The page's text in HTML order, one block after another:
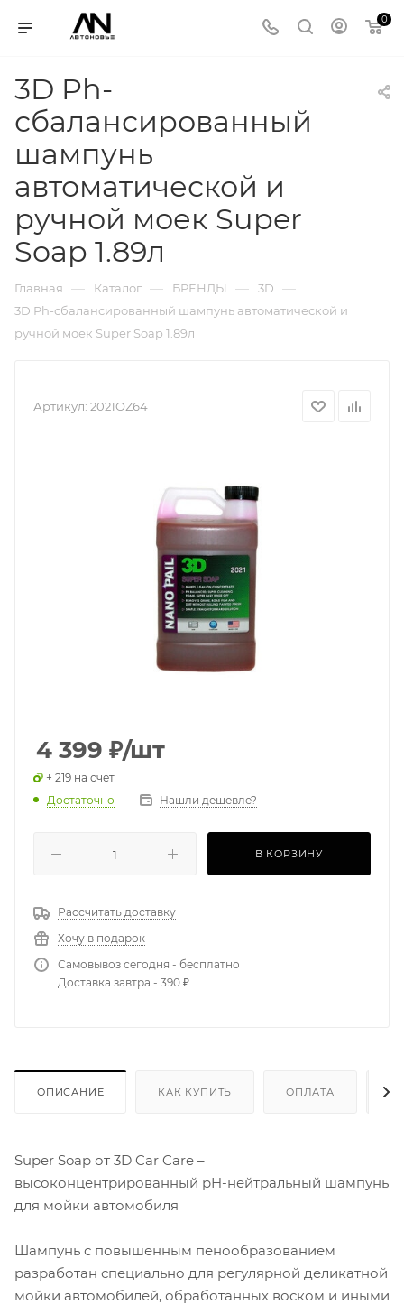
0
3D Ph-
сбалансированный
шампунь
автоматической и
ручной моек Super
Soap 1.89л
Главная — Каталог — БРЕНДЫ — 3D —
3D Ph-сбалансированный шампунь автоматической и
ручной моек Super Soap 1.89л
Артикул: 2021OZ64
4 399 ₽/шт
+ 219 на счет
Достаточно
Нашли дешевле?
В КОРЗИНУ
Рассчитать доставку
Хочу в подарок
Самовывоз сегодня - бесплатно
Доставка завтра - 390 ₽
ОПИСАНИЕ КАК КУПИТЬ ОПЛАТА
Super Soap от 3D Car Care –
высоконцентрированный pH-нейтральный шампунь
для мойки автомобиля
Шампунь с повышенным пенообразованием
разработан специально для регулярной деликатной
мойки автомобилей, обработанных воском и иными